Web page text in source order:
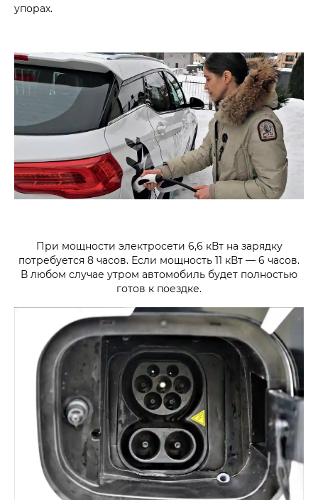
упорах.
При мощности электросети 6,6 кВт на зарядку
потребуется 8 часов. Если мощность 11 кВт — 6 часов.
В любом случае утром автомобиль будет полностью
готов к поездке.